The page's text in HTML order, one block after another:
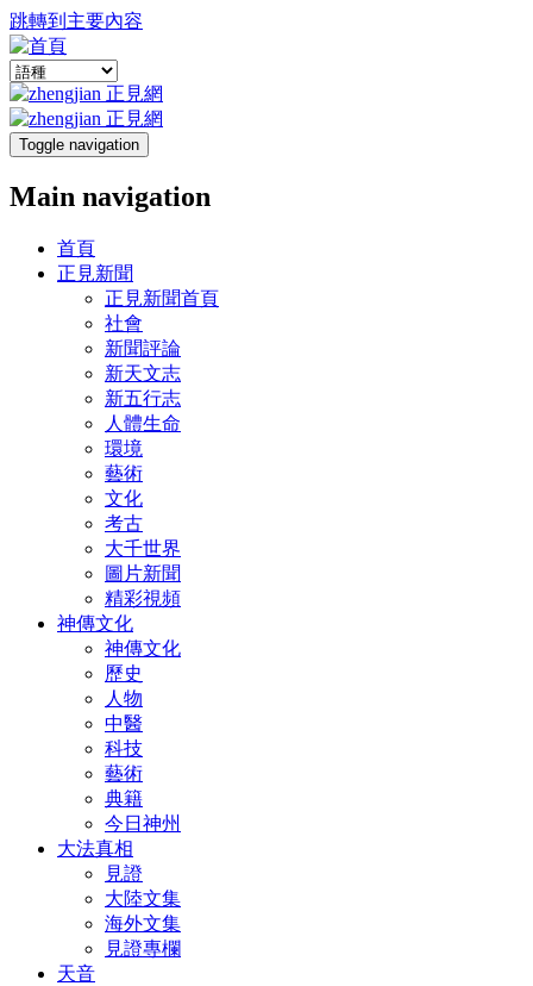
跳轉到主要內容
Toggle navigation
Main navigation
首頁
正見新聞
正見新聞首頁
社會
新聞評論
新天文志
新五行志
人體生命
環境
藝術
文化
考古
大千世界
圖片新聞
精彩視頻
神傳文化
神傳文化
歷史
人物
中醫
科技
藝術
典籍
今日神州
大法真相
見證
大陸文集
海外文集
見證專欄
天音